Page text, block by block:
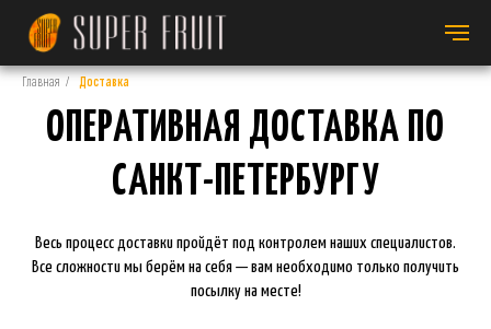
Главная / Доставка
ОПЕРАТИВНАЯ ДОСТАВКА ПО
САНКТ-ПЕТЕРБУРГУ
Весь процесс доставки пройдёт под контролем наших специалистов.
Все сложности мы берём на себя — вам необходимо только получить
посылку на месте!